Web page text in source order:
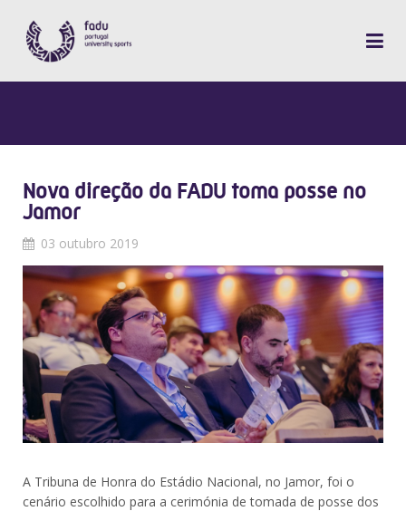
Nova direção da FADU toma posse no
Jamor
03 outubro 2019
A Tribuna de Honra do Estádio Nacional, no Jamor, foi o
cenário escolhido para a cerimónia de tomada de posse dos